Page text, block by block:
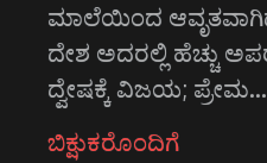
ಮಾಲೆಯಿಂದ
ದೇಶ ಅದರಲ್ಲಿ ಹೆಚ್ಚು
ದ್ವೇಷಕ್ಕೆ ವಿಜಯ; ಪ್ರೇಮ…
ಬಿಕ್ಷುಕರೊಂದಿಗೆ